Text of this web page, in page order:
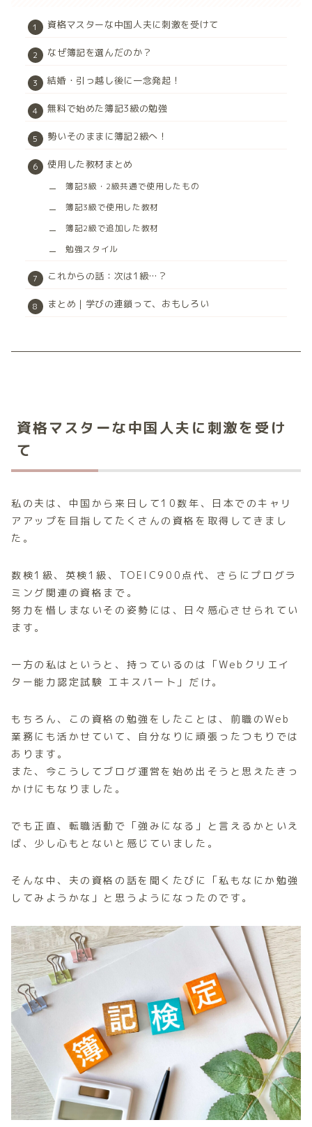
資格マスターな中国人夫に刺激を受けて
なぜ簿記を選んだのか？
結婚・引っ越し後に一念発起！
無料で始めた簿記3級の勉強
勢いそのままに簿記2級へ！
使用した教材まとめ
簿記3級・2級共通で使用したもの
簿記3級で使用した教材
簿記2級で追加した教材
勉強スタイル
これからの話：次は1級…？
まとめ｜学びの連鎖って、おもしろい
資格マスターな中国人夫に刺激を受け
て
私の夫は、中国から来日して10数年、日本でのキャリ
アアップを目指してたくさんの資格を取得してきまし
た。
数検1級、英検1級、TOEIC900点代、さらにプログラ
ミング関連の資格まで。
努力を惜しまないその姿勢には、日々感心させられてい
ます。
一方の私はというと、持っているのは「Webクリエイ
ター能力認定試験 エキスパート」だけ。
もちろん、この資格の勉強をしたことは、前職のWeb
業務にも活かせていて、自分なりに頑張ったつもりでは
あります。
また、今こうしてブログ運営を始め出そうと思えたきっ
かけにもなりました。
でも正直、転職活動で「強みになる」と言えるかといえ
ば、少し心もとないと感じていました。
そんな中、夫の資格の話を聞くたびに「私もなにか勉強
してみようかな」と思うようになったのです。